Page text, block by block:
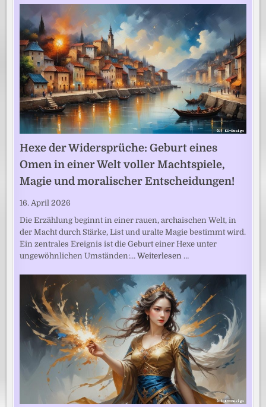
Hexe der Widersprüche: Geburt eines
Omen in einer Welt voller Machtspiele,
Magie und moralischer Entscheidungen!
16. April 2026
Die Erzählung beginnt in einer rauen, archaischen Welt, in
der Macht durch Stärke, List und uralte Magie bestimmt wird.
Ein zentrales Ereignis ist die Geburt einer Hexe unter
ungewöhnlichen Umständen:…Weiterlesen …